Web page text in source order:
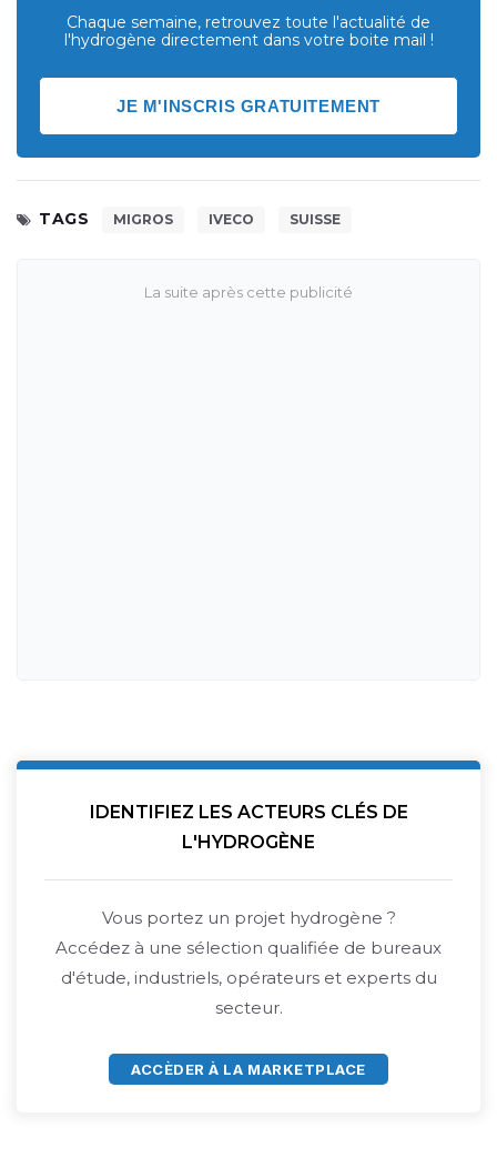
Chaque semaine, retrouvez toute l'actualité de
l'hydrogène directement dans votre boite mail !
JE M'INSCRIS GRATUITEMENT
TAGS MIGROS IVECO SUISSE
IDENTIFIEZ LES ACTEURS CLÉS DE
L'HYDROGÈNE
Vous portez un projet hydrogène ?
Accédez à une sélection qualifiée de bureaux
d'étude, industriels, opérateurs et experts du
secteur.
ACCÈDER À LA MARKETPLACE